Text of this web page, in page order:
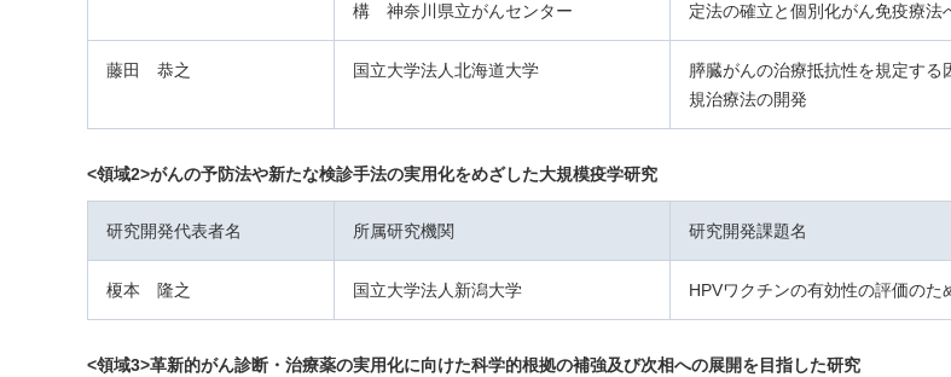
構 神奈川県立がんセンター
定法の確立と個別化がん免疫療法
藤田 恭之 国立大学法人北海道大学
膵臓がんの治療抵抗性を規定す
規治療法の開発
<領域2>がんの予防法や新たな検診手法の実用化をめざした大規模疫学研究
研究開発代表者名 所属研究機関 研究開発課題名
榎本 隆之 国立大学法人新潟大学 HPVワクチンの有効性の評価のた
<領域3>革新的がん診断・治療薬の実用化に向けた科学的根拠の補強及び次相への展開を目指した研究